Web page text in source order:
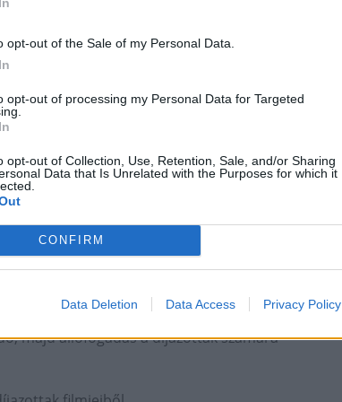
opt-out of the Sale of my Personal Data.
opt-out of processing my Personal Data for Targeted
opt-out of Collection, Use, Retention, Sale, and/or Sharing
Data that Is Unrelated with the Purposes for which it
CONFIRM
Data Deletion Data Access Privacy Policy
MME bemutató, játszóházak, családi
mecenatúra által támogatott filmekből
vetítése
vetítése
Kastély
majd állófogadás a díjazottak számára